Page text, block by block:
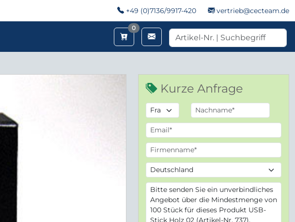
+49 (0)7136/9917-420 vertrieb@cecteam.de
0Merkzettel
Kurze Anfrage